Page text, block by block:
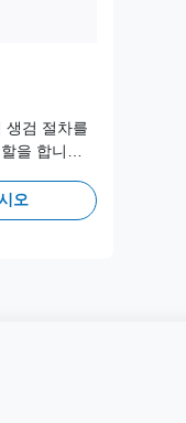
생검 절차를
을 합니다.
일 천자를 통
습니다. 이는
오